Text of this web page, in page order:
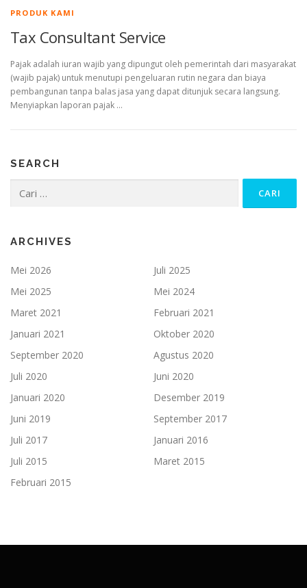
PRODUK KAMI
Tax Consultant Service
Pajak adalah iuran wajib yang dipungut oleh pemerintah dari masyarakat
(wajib pajak) untuk menutupi pengeluaran rutin negara dan biaya
pembangunan tanpa balas jasa yang dapat ditunjuk secara langsung.
Menyiapkan laporan pajak …
SEARCH
untuk:
ARCHIVES
Mei 2026
Juli 2025
Mei 2025
Mei 2024
Maret 2021
Februari 2021
Januari 2021
Oktober 2020
September 2020
Agustus 2020
Juli 2020
Juni 2020
Januari 2020
Desember 2019
Juni 2019
September 2017
Juli 2017
Januari 2016
Juli 2015
Maret 2015
Februari 2015